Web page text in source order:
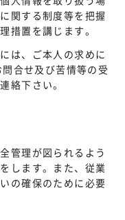
関する制度等を把握
措置を講じます。
は、ご本人の求めに
合せ及び苦情等の受
絡下さい。
管理が図られるよう
します。また、従業
の確保のために必要